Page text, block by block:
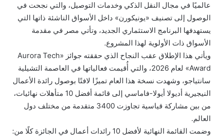
عالميًا في مجال النقل الذكي وخدمات التوصيل، والتي نجحت في
الوصول إلى تصنيف «يونيكورن» داخل الأسواق الناشئة ذاتها التي
يستهدفها البرنامج الاستثماري الجديد، وتأتي مصر في مقدمة
الأسواق ذات الأولوية لهذا المشروع.
ويأتي هذا الإطلاق عقب النجاح الذي حققته جوائز «Aurora Tech
Award» لعام 2026، والتي أُقيمت فعالياتها في العاصمة التشيلية
سانتياجو، وشهدت نسخة هذا العام تميزًا لافتًا بوصول رائدة الأعمال
النيجيرية أديولا أيولا-فاماسي إلى قائمة أفضل 10 متأهلات نهائيات،
من بين مشاركة قياسية تجاوزت 3400 متقدمة من مختلف دول
العالم.
وضمت القائمة النهائية لأفضل 10 رائدات أعمال في الجائزة كلًا من: